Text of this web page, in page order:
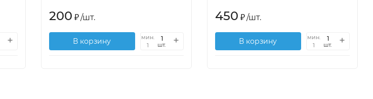
200 ₽/шт.
В корзину
мин.
1
шт.
450 ₽/шт.
В корзину
мин.
1
шт.